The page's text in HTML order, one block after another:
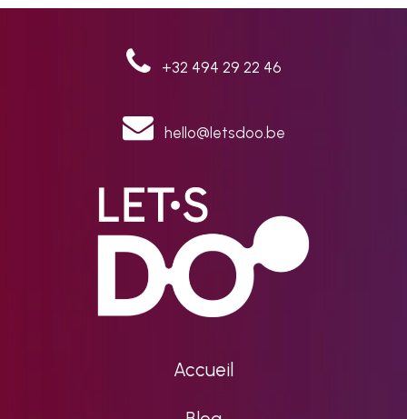
+32 494 29 22 46
hello@letsdoo.be
Accueil